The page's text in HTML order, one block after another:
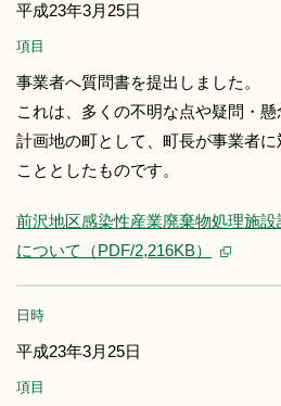
平成23年3月25日
項目
事業者へ質問書を提出しました。
これは、多くの不明な点や疑問・懸
計画地の町として、町長が事業者
こととしたものです。
前沢地区感染性産業廃棄物処理施
について（PDF/2,216KB）
日時
平成23年3月25日
項目